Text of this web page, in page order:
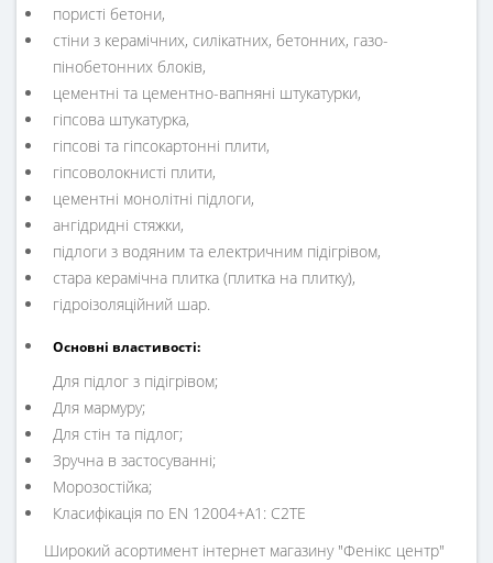
пористі бетони,
стіни з керамічних, силікатних, бетонних, газо-
пінобетонних блоків,
цементні та цементно-вапняні штукатурки,
гіпсова штукатурка,
гіпсові та гіпсокартонні плити,
гіпсоволокнисті плити,
цементні монолітні підлоги,
ангідридні стяжки,
підлоги з водяним та електричним підігрівом,
стара керамічна плитка (плитка на плитку),
гідроізоляційний шар.
Основні властивості:
Для підлог з підігрівом;
Для мармуру;
Для стін та підлог;
Зручна в застосуванні;
Морозостійка;
Класифікація по EN 12004+A1: С2TE
Широкий асортимент інтернет магазину "Фенікс центр"